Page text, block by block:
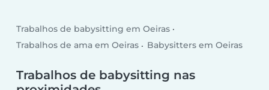
Trabalhos de babysitting em Oeiras
Trabalhos de ama em Oeiras
Babysitters em Oeiras
Trabalhos de babysitting nas